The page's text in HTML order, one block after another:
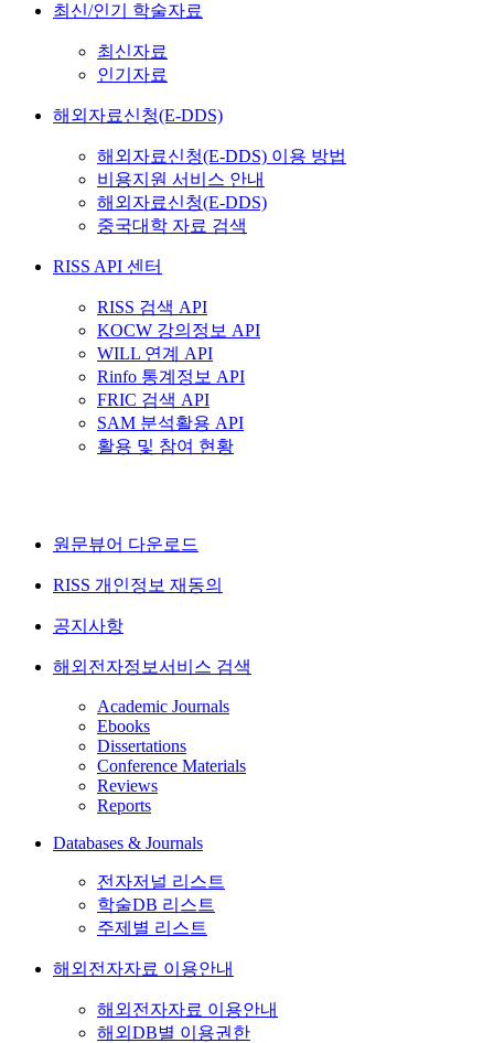
최신/인기 학술자료
최신자료
인기자료
해외자료신청(E-DDS)
해외자료신청(E-DDS) 이용 방법
비용지원 서비스 안내
해외자료신청(E-DDS)
중국대학 자료 검색
RISS API 센터
RISS 검색 API
KOCW 강의정보 API
WILL 연계 API
Rinfo 통계정보 API
FRIC 검색 API
SAM 분석활용 API
활용 및 참여 현황
원문뷰어 다운로드
RISS 개인정보 재동의
공지사항
해외전자정보서비스 검색
Academic Journals
Ebooks
Dissertations
Conference Materials
Reviews
Reports
Databases & Journals
전자저널 리스트
학술DB 리스트
주제별 리스트
해외전자자료 이용안내
해외전자자료 이용안내
해외DB별 이용권한